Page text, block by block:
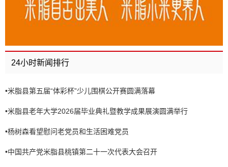
24小时新闻排行
•米脂县第五届“体彩杯”少儿围棋公开赛圆满落幕
•米脂县老年大学2026届毕业典礼暨教学成果展演圆满举行
•杨树森看望慰问老党员和生活困难党员
•中国共产党米脂县桃镇第二十一次代表大会召开